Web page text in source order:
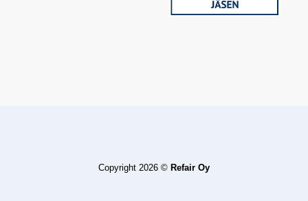
Copyright 2026 © Refair Oy